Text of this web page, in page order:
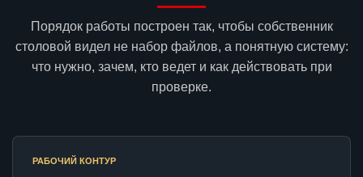
Порядок работы построен так, чтобы собственник
столовой видел не набор файлов, а понятную систему:
что нужно, зачем, кто ведет и как действовать при
проверке.
РАБОЧИЙ КОНТУР